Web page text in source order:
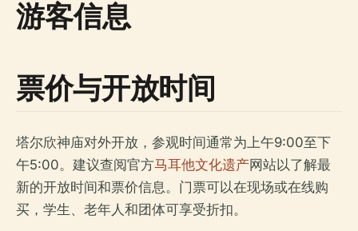
游客信息
票价与开放时间
塔尔欣神庙对外开放，参观时间通常为上午9:00至下
午5:00。建议查阅官方马耳他文化遗产网站以了解最
新的开放时间和票价信息。门票可以在现场或在线购
买，学生、老年人和团体可享受折扣。